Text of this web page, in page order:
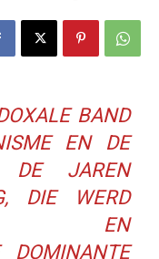
BAND
EN DE
DE JAREN
DIE WERD
EN
DOMINANTE